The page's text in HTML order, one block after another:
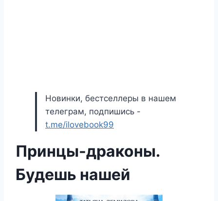
Новинки, бестселлеры в нашем
телеграм, подпишись -
t.me/ilovebook99
Принцы-драконы.
Будешь нашей